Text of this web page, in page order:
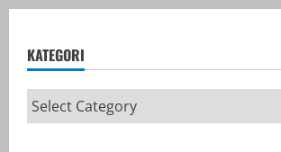
KATEGORI